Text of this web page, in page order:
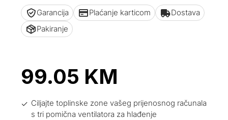
Garancija Plaćanje karticom
Dostava
Pakiranje
99.05 KM
Ciljajte toplinske zone vašeg prijenosnog računala
s tri pomična ventilatora za hlađenje